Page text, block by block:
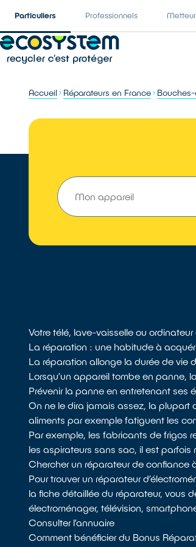
Particuliers Professionnels
Accueil Réparateurs en France
Votre télé, lave-vaisselle ou
La réparation : une habitude à
La réparation allonge la durée de vie
Lorsqu’un appareil tombe en panne,
Prévenir la panne en entretenant ses
On ne le dira jamais assez, la plupart
aliments par exemple fatiguent les
Par exemple, les fabricants de frigos
les aspirateurs sans sac, il est parfois
Chercher un réparateur de confiance
Pour trouver un réparateur
la fiche détaillée du réparateur, vous
électroménager, télévision,
Consulter l’annuaire
Comment bénéficier du Bonus